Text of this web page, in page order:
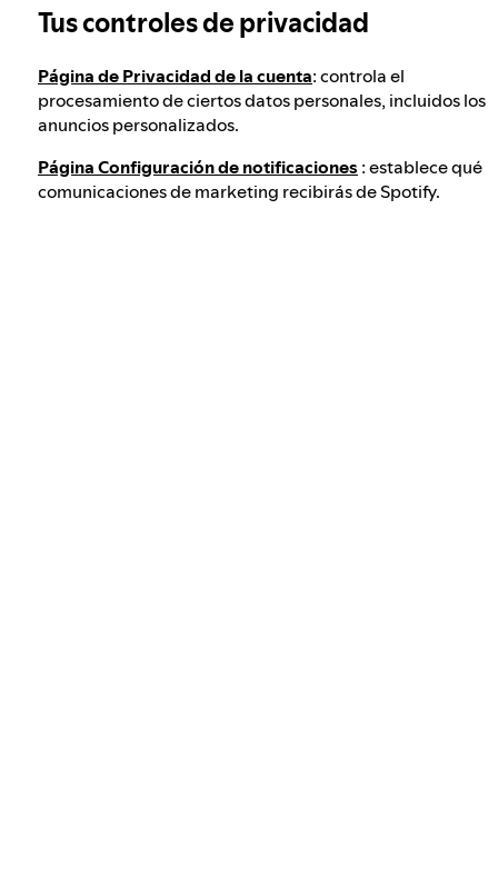
Integridad electoral en Spotify
Nuestro enfoque ante el contenido peligroso
Tus controles de privacidad
Página de Privacidad de la cuenta: controla el
procesamiento de ciertos datos personales, incluidos los
anuncios personalizados.
Página Configuración de notificaciones : establece qué
comunicaciones de marketing recibirás de Spotify.